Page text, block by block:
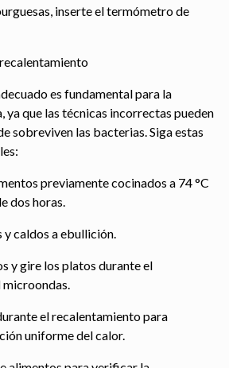
inserte el termómetro de
es fundamental para la
ya que las técnicas incorrectas pueden
sobreviven las bacterias. Siga estas
previamente cocinados a 74 °C
dos horas.
y caldos a ebullición.
y gire los platos durante el
microondas.
el recalentamiento para
uniforme del calor.